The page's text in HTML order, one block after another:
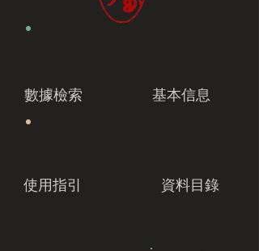
數據檢索 基本信息
使用指引 資料目錄